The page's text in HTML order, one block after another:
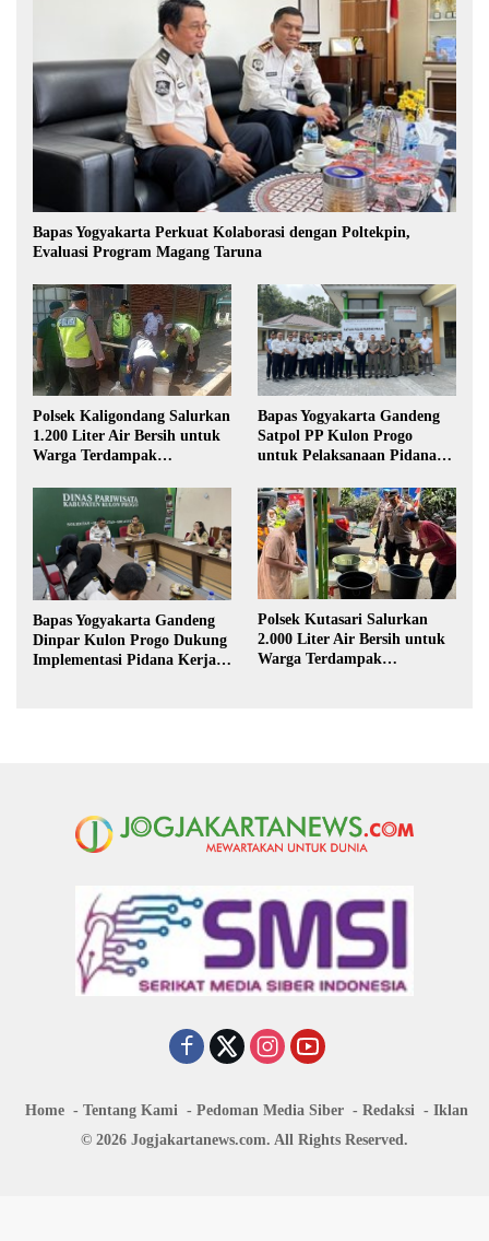
Bapas Yogyakarta Perkuat Kolaborasi dengan Poltekpin,
Evaluasi Program Magang Taruna
Polsek Kaligondang Salurkan
1.200 Liter Air Bersih untuk
Warga Terdampak
Bapas Yogyakarta Gandeng
Satpol PP Kulon Progo
untuk Pelaksanaan Pidana
Bapas Yogyakarta Gandeng
Dinpar Kulon Progo Dukung
Implementasi Pidana Kerja
Polsek Kutasari Salurkan
2.000 Liter Air Bersih untuk
Warga Terdampak
Home Tentang Kami Pedoman Media Siber Redaksi
Iklan
© 2026 Jogjakartanews.com. All Rights Reserved.